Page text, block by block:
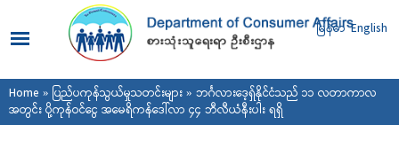
main
content
မြန်မာ English
You are here
Home » ပြည်ပကုန်သွယ်မှုသတင်းများ» ဘင်္ဂလားဒေ့ရှ်နိုင်ငံသည် ၁၁ လတာကာလ
အတွင်း ပို့ကုန်ဝင်ငွေ အမေရိကန်ဒေါ်လာ ၄၄ ဘီလီယံနီးပါး ရရှိ